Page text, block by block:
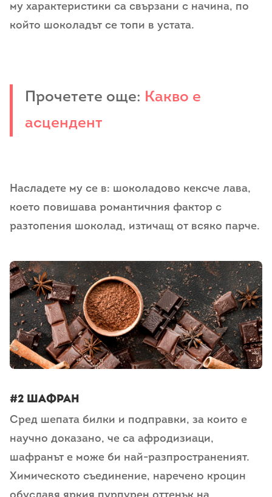
му характеристики са свързани с начина, по
който шоколадът се топи в устата.
Прочетете още: Какво е
асцендент
Насладете му се в: шоколадово кексче лава,
което повишава романтичния фактор с
разтопения шоколад, изтичащ от всяко парче.
#2 Шафран
Сред шепата билки и подправки, за които е
научно доказано, че са афродизиаци,
шафранът е може би най-разпространеният.
Химическото съединение, наречено кроцин